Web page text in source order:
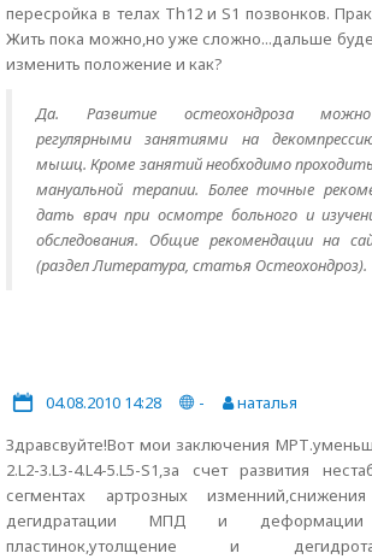
пересройка в телах Th12 и S1 позвонков.
Жить пока можно,но уже сложно...дальше
изменить положение и как?
Да. Развитие остеохондроза
регулярными занятиями на
мышц. Кроме занятий необходимо
мануальной терапии. Более точные
дать врач при осмотре больного и
обследования. Общие рекомендации на
(раздел Литература, статья Остеохондроз).
04.08.2010 14:28 -
наталья
Здравсвуйте!Вот мои заключения
2.L2-3.L3-4.L4-5.L5-S1,за счет развития
сегментах артрозных
дегидратации МПД и деформации
пластинок,утолщение и